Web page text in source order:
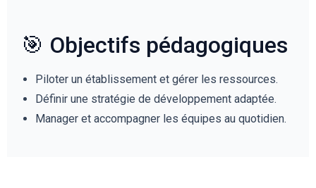
🎯 Objectifs pédagogiques
Piloter un établissement et gérer les ressources.
Définir une stratégie de développement adaptée.
Manager et accompagner les équipes au quotidien.